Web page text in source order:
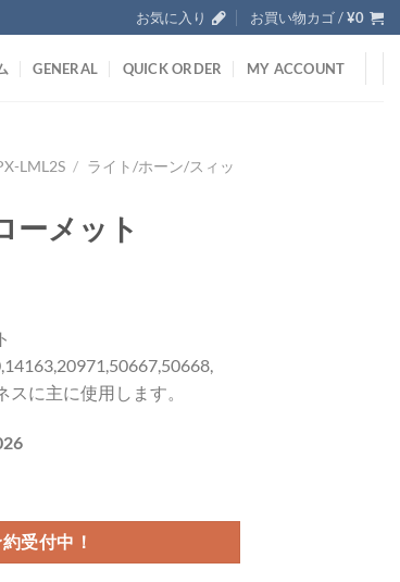
お気に入り お買い物カゴ /¥0
GENERAL QUICK ORDER MY ACCOUNT
LML2S / ライト/ホーン/スィッ
ーメット
に主に使用します。
受付中！